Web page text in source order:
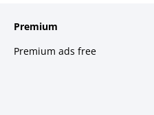
Premium
Premium ads free